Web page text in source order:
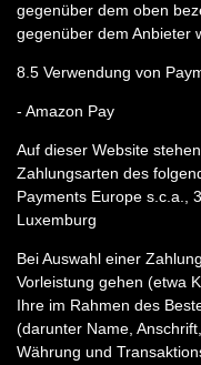
gegenüber dem oben
gegenüber dem Anbieter
8.5 Verwendung von
- Amazon Pay
Auf dieser Website
Zahlungsarten des
Payments Europe s.c.a.,
Luxemburg
Bei Auswahl einer
Vorleistung gehen (etwa
Ihre im Rahmen des
(darunter Name,
Währung und